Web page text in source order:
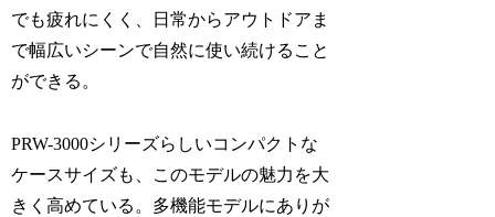
でも疲れにくく、日常からアウトドアま
で幅広いシーンで自然に使い続けること
ができる。
PRW-3000シリーズらしいコンパクトな
ケースサイズも、このモデルの魅力を大
きく高めている。多機能モデルにありが